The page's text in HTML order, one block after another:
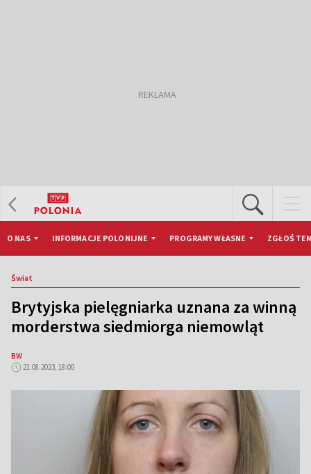
O NAS INFORMACJE POLONIJNE PROGRAMY WŁASNE ZGŁOŚ
Świat
Brytyjska pielęgniarka uznana za winną
morderstwa siedmiorga niemowląt
BW
21.08.2023, 18:00